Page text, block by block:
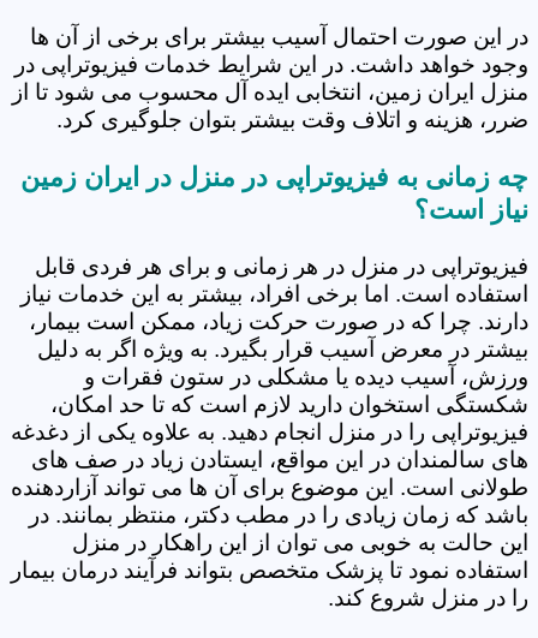
در این صورت احتمال آسیب بیشتر برای برخی از آن ها
وجود خواهد داشت. در این شرایط خدمات فیزیوتراپی در
منزل ایران زمین، انتخابی ایده آل محسوب می شود تا از
ضرر، هزینه و اتلاف وقت بیشتر بتوان جلوگیری کرد.
چه زمانی به فیزیوتراپی در منزل در ایران زمین
نیاز است؟
فیزیوتراپی در منزل در هر زمانی و برای هر فردی قابل
استفاده است. اما برخی افراد، بیشتر به این خدمات نیاز
دارند. چرا که در صورت حرکت زیاد، ممکن است بیمار،
بیشتر در معرض آسیب قرار بگیرد. به ویژه اگر به دلیل
ورزش، آسیب دیده یا مشکلی در ستون فقرات و
شکستگی استخوان دارید لازم است که تا حد امکان،
فیزیوتراپی را در منزل انجام دهید. به علاوه یکی از دغدغه
های سالمندان در این مواقع، ایستادن زیاد در صف های
طولانی است. این موضوع برای آن ها می تواند آزاردهنده
باشد که زمان زیادی را در مطب دکتر، منتظر بمانند. در
این حالت به خوبی می توان از این راهکار در منزل
استفاده نمود تا پزشک متخصص بتواند فرآیند درمان بیمار
را در منزل شروع کند.